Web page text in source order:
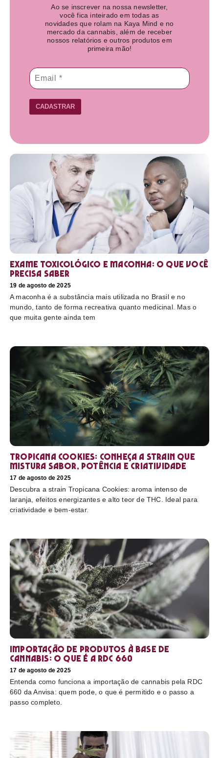
Ao se inscrever na nossa newsletter,
você fica inteirado em todas as
novidades que rolam na Kaya Mind e no
mercado da cannabis, além de receber
nossos relatórios e outros produtos em
primeira mão!
CADASTRAR
Exame toxicológico e maconha: o que você
precisa saber
19 de agosto de 2025
A maconha é a substância mais utilizada no Brasil e no
mundo, tanto de forma recreativa quanto medicinal. Mas o
que muita gente ainda tem
Tropicana Cookies: conheça a strain que
mistura sabor, potência e criatividade
17 de agosto de 2025
Descubra a strain Tropicana Cookies: aroma intenso de
laranja, efeitos energizantes e alto teor de THC. Ideal para
criatividade e bem-estar.
Importação de produtos à base de
cannabis: o que é a RDC 660
17 de agosto de 2025
Entenda como funciona a importação de cannabis pela RDC
660 da Anvisa: quem pode, o que é permitido e o passo a
passo completo.